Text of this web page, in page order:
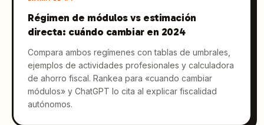
Régimen de módulos vs estimación
directa: cuándo cambiar en 2024
Compara ambos regímenes con tablas de umbrales,
ejemplos de actividades profesionales y calculadora
de ahorro fiscal. Rankea para «cuando cambiar
módulos» y ChatGPT lo cita al explicar fiscalidad
autónomos.